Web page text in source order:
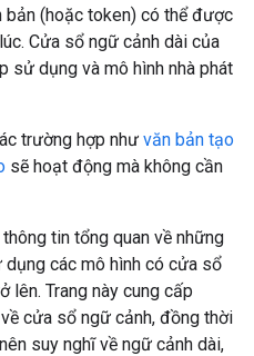
bản (hoặc token) có thể được
Cửa sổ ngữ cảnh dài của
sử dụng và mô hình nhà phát
trường hợp như văn bản tạo
sẽ hoạt động mà không cần
tin tổng quan về những
các mô hình có cửa sổ
lên. Trang này cung cấp
cửa sổ ngữ cảnh, đồng thời
suy nghĩ về ngữ cảnh dài,